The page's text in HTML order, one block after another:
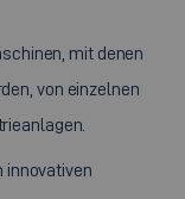
mit denen
von einzelnen
innovativen